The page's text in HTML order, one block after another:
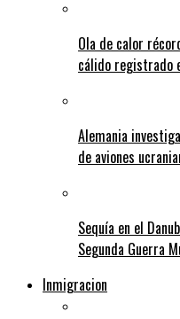
Ola de calor
cálido registrado
Alemania
de aviones
Sequía en el
Segunda Guerra
Inmigracion